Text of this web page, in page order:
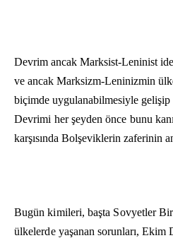
Devrim ancak Marksist-Leninist
ve ancak Marksizm-Leninizmin
biçimde uygulanabilmesiyle
Devrimi her şeyden önce bunu
karşısında Bolşeviklerin zaferinin
Bugün kimileri, başta Sovyetler
ülkelerde yaşanan sorunları, Ekim